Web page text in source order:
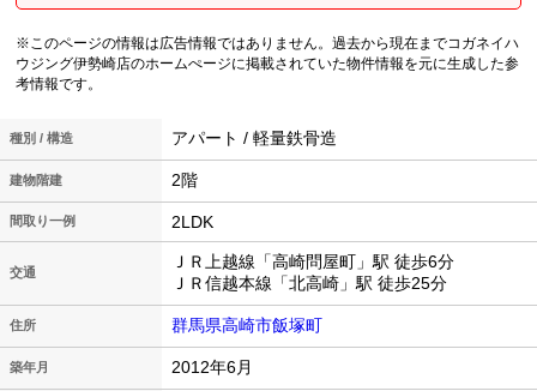
※このページの情報は広告情報ではありません。過去から現在までコガネイハ
ウジング伊勢崎店のホームぺージに掲載されていた物件情報を元に生成した参
考情報です。
種別 / 構造 アパート / 軽量鉄骨造
建物階建 2階
間取り一例 2LDK
交通
ＪＲ上越線「高崎問屋町」駅 徒歩6分
ＪＲ信越本線「北高崎」駅 徒歩25分
住所 群馬県高崎市飯塚町
築年月 2012年6月